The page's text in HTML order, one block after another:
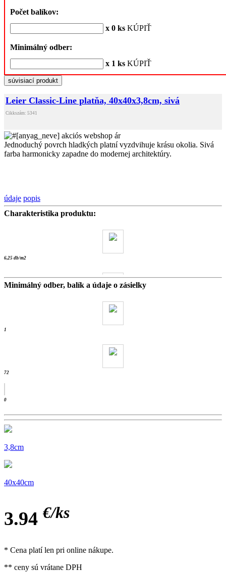
Počet balíkov:
x 0 ks KÚPIŤ
Minimálný odber:
x 1 ks KÚPIŤ
súvisiací produkt
Leier Classic-Line platňa, 40x40x3,8cm, sivá
Cikkszám: 5341
Jednoduchý povrch hladkých platní vyzdvihuje krásu okolia. Sivá
farba harmonicky zapadne do modernej architektúry.
údaje popis
Charakteristika produktu:
6,25 db/m2
- ks /
Minimálný odber, balík a údaje o zásielky
1
72
0
3,8cm
40x40cm
3.94 €/ks
* Cena platí len pri online nákupe.
** ceny sú vrátane DPH